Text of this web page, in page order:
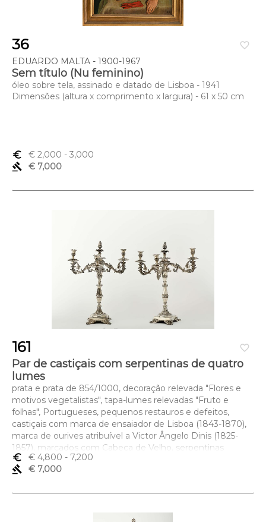
favorite_border
36
EDUARDO MALTA - 1900-1967
Sem título (Nu feminino)
óleo sobre tela, assinado e datado de Lisboa - 1941
Dimensões (altura x comprimento x largura) - 61 x 50 cm
euro_symbol € 2,000 - 3,000
gavel
€ 7,000
favorite_border
161
Par de castiçais com serpentinas de quatro
lumes
prata e prata de 854/1000, decoração relevada "Flores e
motivos vegetalistas", tapa-lumes relevadas "Fruto e
folhas", Portugueses, pequenos restauros e defeitos,
castiçais com marca de ensaiador de Lisboa (1843-1870),
marca de ourives atribuível a Victor Ângelo Dinis (1825-
1857), marcados com Cabeça de Velho, serpentinas
portuguesas da mesma época sem marcas, ao abrigo do
Decreto-Lei nº 120/2017, de 15 de Setembro - art. 2º, nº 2,
holandesa (c. 1953)
euro_symbol € 4,800 - 7,200
gavel
€ 7,000